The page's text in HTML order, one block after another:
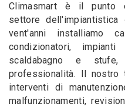
Climasmart è il punto
settore
vent'anni installiamo
condizionatori,
scaldabagno e
professionalità. Il nostro
interventi di
malfunzionamenti,